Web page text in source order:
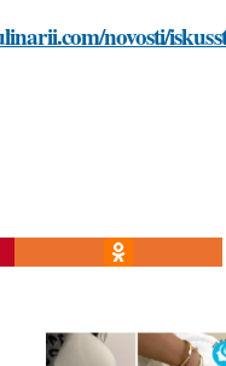
novosti/